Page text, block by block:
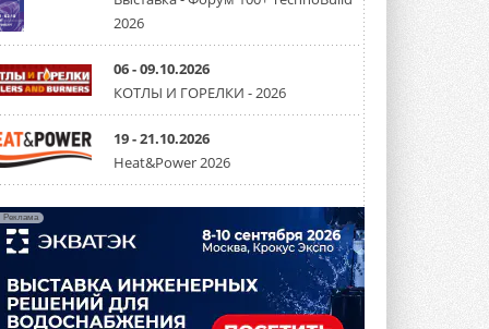
можно будет устанавливать
солнечные панели в МКД
С 1 сентября снимается запрет на
микрогенерацию в многоквартирных ...
30 ИЮЛЯ 2026
Канальные вентиляторы с ЕС-
двигателями Sysimple TRS EC
Poti
прямоугольный канальный ...
30 ИЮЛЯ 2026
Краска для окон: как выбрать
растрескается после первой
зимы
Частые вопросы о краске для окон ...
2026
06 - 09.10.2026
КОТЛЫ И ГОРЕЛКИ - 2026
19 - 21.10.2026
Heat&Power 2026
Реклама